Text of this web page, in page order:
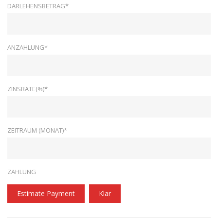
DARLEHENSBETRAG*
ANZAHLUNG*
ZINSRATE(%)*
ZEITRAUM (MONAT)*
ZAHLUNG
Estimate Payment Klar